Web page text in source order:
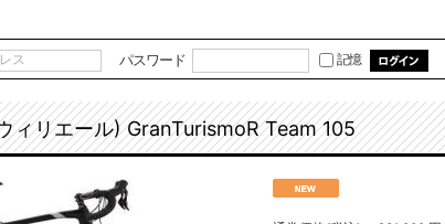
パスワード 記憶
ィリエール) GranTurismoR Team 105